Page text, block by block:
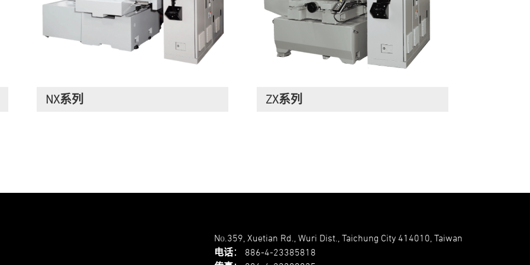
NX系列 ZX系列
No.359, Xuetian Rd., Wuri Dist., Taichung City 414010, Taiwan
电话： 886-4-23385818